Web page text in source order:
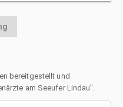
bereitgestellt und
am Seeufer Lindau".